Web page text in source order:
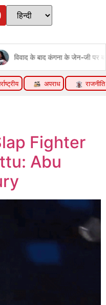
बोल:कहा- ये सरकार की ताकत, इन
अपराध राजनीति
Fighter
Abu